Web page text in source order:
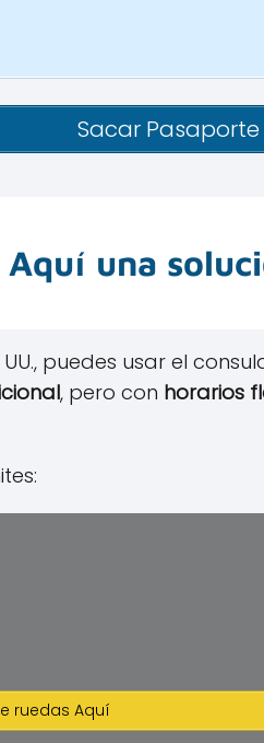
Sacar Pasaporte
una
puedes usar el
, pero con horarios
ruedas Aquí